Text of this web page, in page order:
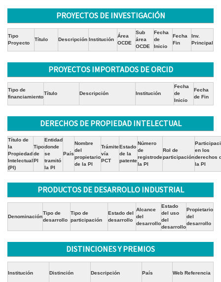
PROYECTOS DE INVESTIGACIÓN
Tipo
Proyecto
Título Descripción Institución
Área
OCDE
Sub
área
OCDE
Fecha
de
Inicio
Fecha
Fin
Inv.
Principal
PROYECTOS IMPORTADOS DE ORCID
Tipo de
financiamiento
Título Descripción Institución
Fecha
de
Inicio
Fecha
de Fin
DERECHOS DE PROPIEDAD INTELECTUAL
Título de
la
Propiedad
Intelectual
(PI)
Tipo
de
PI
Entidad
donde
se
tramitó
la PI
País
Nombre
del
propietario
de la PI
Trámite
vía
PCT
Estado
de la
patente
Número
de
registrode
la PI
Rol de
participación
en los
derechos
la PI
PRODUCTOS DE DESARROLLO INDUSTRIAL
Denominación
Tipo de
desarrollo
Tipo de
participación
Estado del
desarrollo
Alcance
del
desarrollo
Estado
del uso
del
desarrollo
Propietario
del
desarrollo
DISTINCIONES Y PREMIOS
Institución Distinción Descripción País Web Referencia